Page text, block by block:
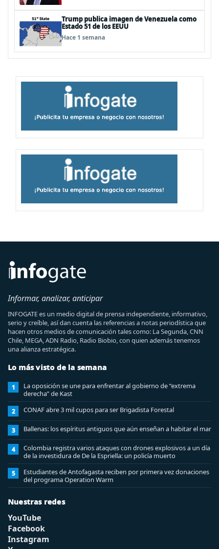
Trump publica imagen de Venezuela como
Estado 51 de los EEUU
Hace 1 semana
Informar, analizar, anticipar
INFOGATE es un medio digital de prensa independiente, informativo,
serio y creíble, así dan cuenta las referencias a notas periodística que
hacen otros medios de comunicación tales como: La Segunda, CNN
Chile, MEGA, ADN Radio, Radio Biobio, con quien además tenemos
una alianza estratégica.
Lo más visto de la semana
1
La oposición se une para enfrentar al gobierno de “extrema
derecha” de Kast
2 CONAF abre 3 mil cupos para ser Brigadista Forestal
3 Ballenas: los espíritus antiguos que aún enseñan a habitar el mar
4
Colombia registra varios ataques con drones explosivos a un día
de la investidura de De la Espriella: un policía muerto
5
Estudiantes de Antofagasta reciben por primera vez donaciones
del programa Operation Warm
Nuestras redes
YouTube
Facebook
Instagram